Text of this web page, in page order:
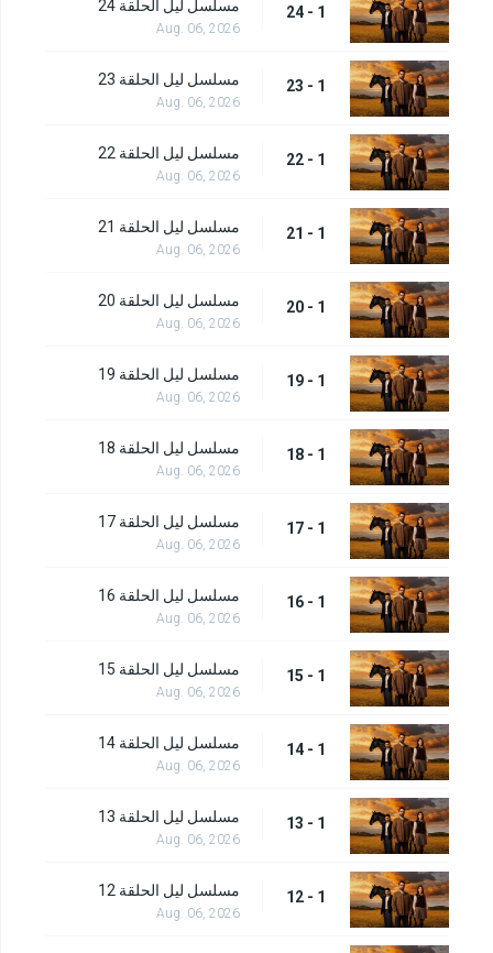
1 - 24 مسلسل ليل الحلقة 24
Aug. 06, 2026
1 - 23 مسلسل ليل الحلقة 23
Aug. 06, 2026
1 - 22 مسلسل ليل الحلقة 22
Aug. 06, 2026
1 - 21 مسلسل ليل الحلقة 21
Aug. 06, 2026
1 - 20 مسلسل ليل الحلقة 20
Aug. 06, 2026
1 - 19 مسلسل ليل الحلقة 19
Aug. 06, 2026
1 - 18 مسلسل ليل الحلقة 18
Aug. 06, 2026
1 - 17 مسلسل ليل الحلقة 17
Aug. 06, 2026
1 - 16 مسلسل ليل الحلقة 16
Aug. 06, 2026
1 - 15 مسلسل ليل الحلقة 15
Aug. 06, 2026
1 - 14 مسلسل ليل الحلقة 14
Aug. 06, 2026
1 - 13 مسلسل ليل الحلقة 13
Aug. 06, 2026
1 - 12 مسلسل ليل الحلقة 12
Aug. 06, 2026